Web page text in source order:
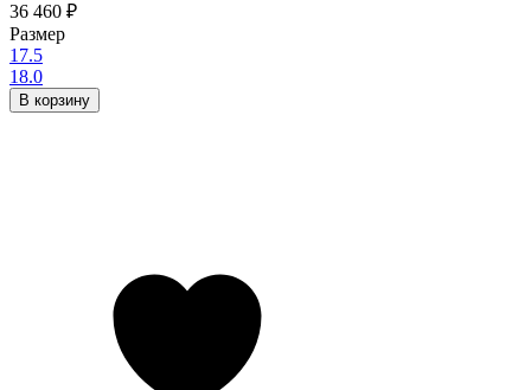
36 460 ₽
Размер
17.5
18.0
В корзину